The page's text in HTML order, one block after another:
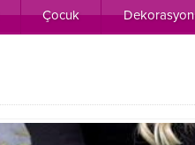
Çocuk Dekorasyon